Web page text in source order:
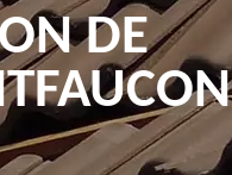
DE